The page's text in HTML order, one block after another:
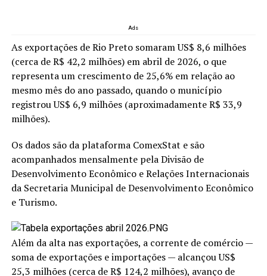
Ads
As exportações de Rio Preto somaram US$ 8,6 milhões
(cerca de R$ 42,2 milhões) em abril de 2026, o que
representa um crescimento de 25,6% em relação ao
mesmo mês do ano passado, quando o município
registrou US$ 6,9 milhões (aproximadamente R$ 33,9
milhões).
Os dados são da plataforma ComexStat e são
acompanhados mensalmente pela Divisão de
Desenvolvimento Econômico e Relações Internacionais
da Secretaria Municipal de Desenvolvimento Econômico
e Turismo.
Além da alta nas exportações, a corrente de comércio —
soma de exportações e importações — alcançou US$
25,3 milhões (cerca de R$ 124,2 milhões), avanço de